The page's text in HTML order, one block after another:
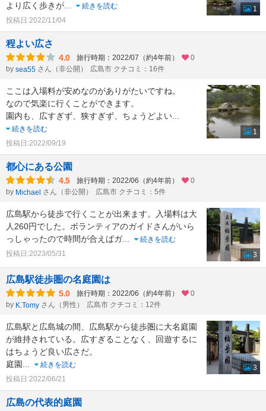
より広く歩きが
続きを読む
投稿日:2022/11/04
1
程よい広さ
4.0 旅行時期：2022/07（約4年前）
0
by sea55 さん（非公開） 広島市 クチコミ：16件
ここは入場料が安めなのがありがたいですね。
なので気楽に行くことができます。
園内も、広すぎず、狭すぎず、ちょうどよい
続きを読む
投稿日:2022/09/19
1
都心にある公園
4.5 旅行時期：2022/06（約4年前）
0
by Michael さん（非公開） 広島市 クチコミ：5件
広島駅から徒歩で行くことが出来ます。入場料は大
人260円でした。ボランティアのガイドさんがいら
っしゃったので時間が合えばガ...
続きを読む
投稿日:2023/05/31
3
広島駅徒歩圏の名庭園は
5.0 旅行時期：2022/06（約4年前）
0
by K.Tomy さん（男性） 広島市 クチコミ：12件
広島駅と広島城の間、広島駅から徒歩圏に大名庭園
が維持されている。広すぎることなく、回遊するに
はちょうど良い広さだ。
庭園
続きを読む
投稿日:2022/06/21
3
広島の代表的庭園